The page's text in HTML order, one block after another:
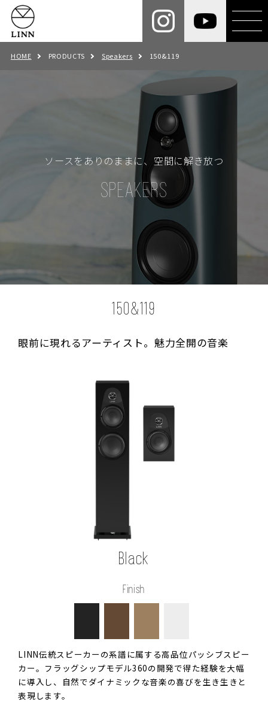
HOME PRODUCTS Speakers 150&119
ソースをありのままに、空間に解き放つ
SPEAKERS
150&119
眼前に現れるアーティスト。 魅力全開の音楽
Black
Finish
LINN伝統スピーカーの系譜に属する高品位パッシブスピー
カー。フラッグシップモデル360の開発で得た経験を大幅
に導入し、自然でダイナミックな音楽の喜びを生き生きと
表現します。